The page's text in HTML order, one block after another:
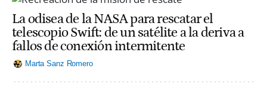
La odisea de la NASA para rescatar el
telescopio Swift: de un satélite a la deriva a
fallos de conexión intermitente
Marta Sanz Romero